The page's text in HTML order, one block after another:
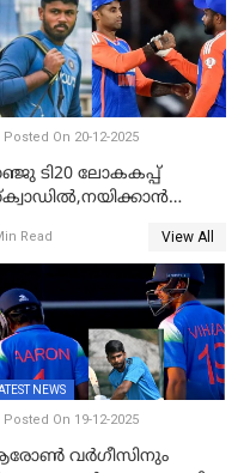
Posted On 20-12-2025
ടി20 ലോകകപ്പ്
ബി.സി.സി.ഐ
Read View All
NEWS
Posted On 19-12-2025
വർഗീസിനും